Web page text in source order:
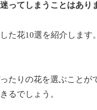
ってしまうことはあり
た花10選を紹介しま
たりの花を選ぶことが
るでしょう。